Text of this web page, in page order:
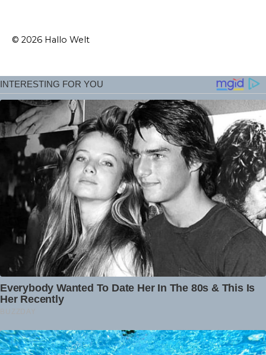
© 2026 Hallo Welt